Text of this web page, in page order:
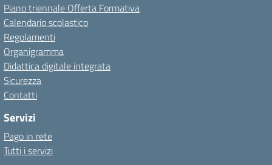
Piano triennale Offerta Formativa
Calendario scolastico
Regolamenti
Organigramma
Didattica digitale integrata
Sicurezza
Contatti
Servizi
Pago in rete
Tutti i servizi